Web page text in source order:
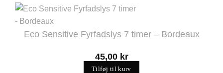
Eco Sensitive Fyrfadslys 7 timer – Bordeaux
45,00 kr
Tilføj til kurv